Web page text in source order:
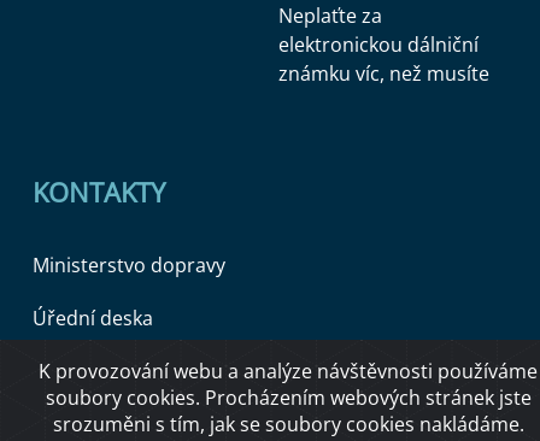
Neplaťte za
elektronickou dálniční
známku víc, než musíte
KONTAKTY
Ministerstvo dopravy
Úřední deska
Copyright © 2026 Ministerstvo dopravy ČR
K provozování webu a analýze návštěvnosti používáme
soubory cookies. Procházením webových stránek jste
srozuměni s tím, jak se soubory cookies nakládáme.